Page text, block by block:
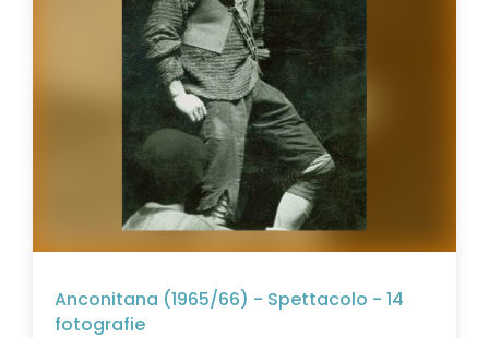
Anconitana (1965/66) - Spettacolo - 14
fotografie